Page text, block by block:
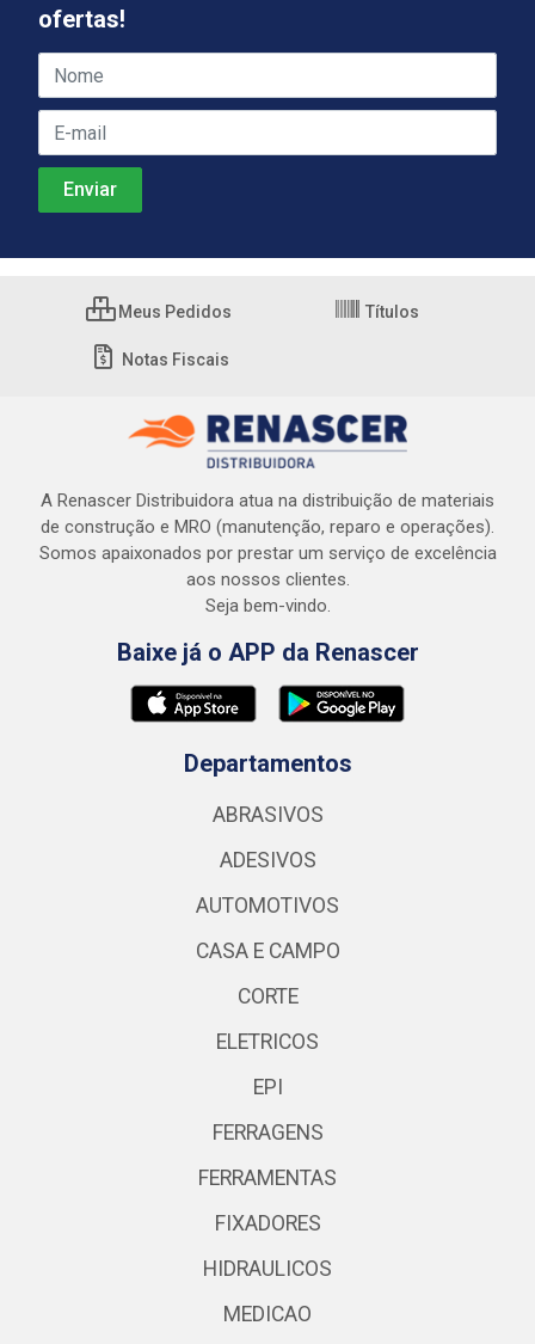
ofertas!
Meus Pedidos Títulos
Notas Fiscais
A Renascer Distribuidora atua na distribuição de materiais
de construção e MRO (manutenção, reparo e operações).
Somos apaixonados por prestar um serviço de excelência
aos nossos clientes.
Seja bem-vindo.
Baixe já o APP da Renascer
Departamentos
ABRASIVOS
ADESIVOS
AUTOMOTIVOS
CASA E CAMPO
CORTE
ELETRICOS
EPI
FERRAGENS
FERRAMENTAS
FIXADORES
HIDRAULICOS
MEDICAO